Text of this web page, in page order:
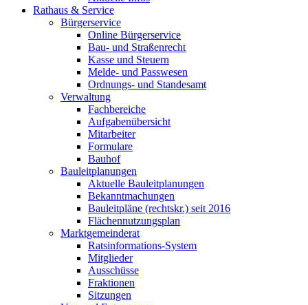
Rathaus & Service
Bürgerservice
Online Bürgerservice
Bau- und Straßenrecht
Kasse und Steuern
Melde- und Passwesen
Ordnungs- und Standesamt
Verwaltung
Fachbereiche
Aufgabenübersicht
Mitarbeiter
Formulare
Bauhof
Bauleitplanungen
Aktuelle Bauleitplanungen
Bekanntmachungen
Bauleitpläne (rechtskr.) seit 2016
Flächennutzungsplan
Marktgemeinderat
Ratsinformations-System
Mitglieder
Ausschüsse
Fraktionen
Sitzungen